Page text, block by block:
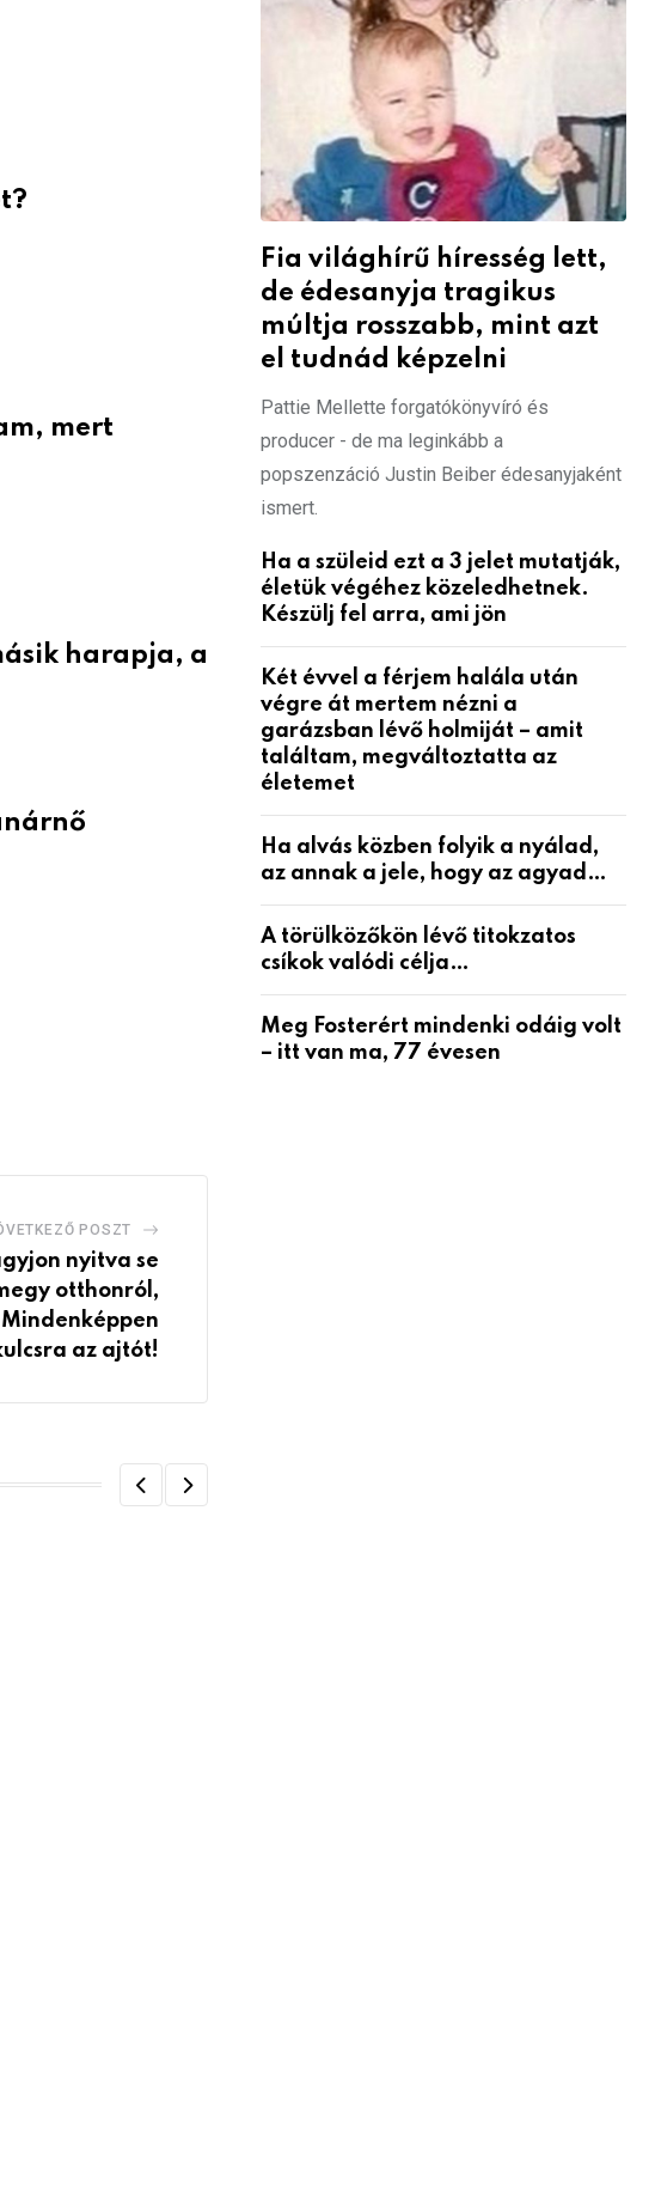
mert
harapja, a
POSZT
nyitva se
otthonról,
az ajtót!
Fia világhírű híresség lett,
de édesanyja tragikus
múltja rosszabb, mint azt
el tudnád képzelni
Pattie Mellette forgatókönyvíró és
producer - de ma leginkább a
popszenzáció Justin Beiber édesanyjaként
ismert.
Ha a szüleid ezt a 3 jelet mutatják,
életük végéhez közeledhetnek.
Készülj fel arra, ami jön
Két évvel a férjem halála után
végre át mertem nézni a
garázsban lévő holmiját – amit
találtam, megváltoztatta az
életemet
Ha alvás közben folyik a nyálad,
az annak a jele, hogy az agyad…
A törülközőkön lévő titokzatos
csíkok valódi célja…
Meg Fosterért mindenki odáig volt
– itt van ma, 77 évesen